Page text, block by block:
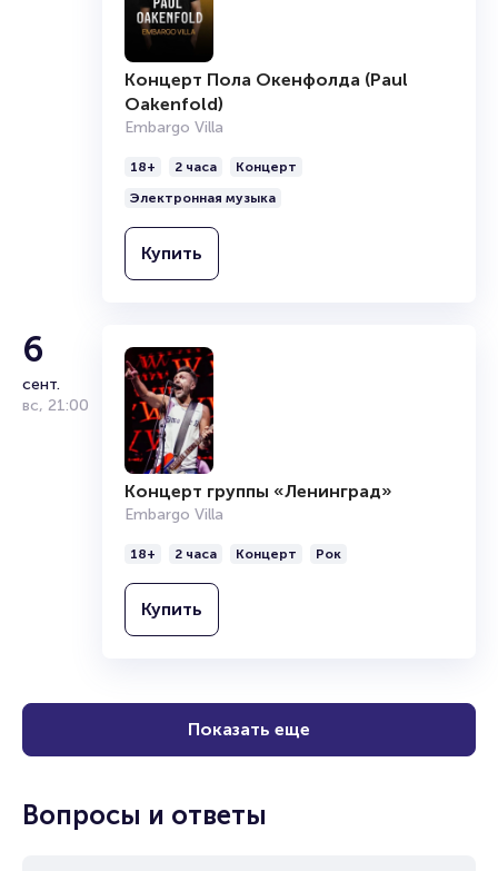
Концерт Пола Окенфолда (Paul
Oakenfold)
Embargo Villa
18+ 2 часа
Концерт
Электронная музыка
Купить
6
сент.
вс, 21:00
Концерт группы «Ленинград»
Embargo Villa
18+ 2 часа Концерт Рок
Купить
Показать еще
Вопросы и ответы